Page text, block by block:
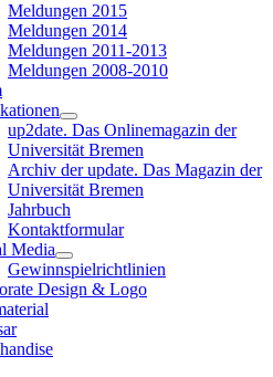
Meldungen 2015
Meldungen 2014
Meldungen 2011-2013
Meldungen 2008-2010
up2date. Das Onlinemagazin der
Universität Bremen
Archiv der update. Das Magazin der
Universität Bremen
Jahrbuch
Kontaktformular
Media
Gewinnspielrichtlinien
Design & Logo